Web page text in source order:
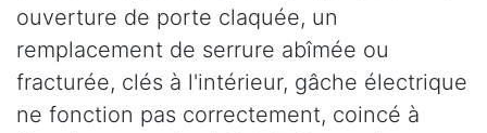
ouverture de porte claquée, un
remplacement de serrure abîmée ou
fracturée, clés à l'intérieur, gâche électrique
ne fonction pas correctement, coincé à